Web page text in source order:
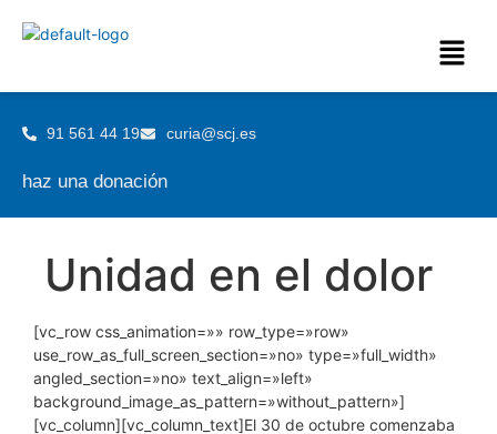
91 561 44 19 curia@scj.es
haz una donación
Unidad en el dolor
[vc_row css_animation=»» row_type=»row»
use_row_as_full_screen_section=»no» type=»full_width»
angled_section=»no» text_align=»left»
background_image_as_pattern=»without_pattern»]
[vc_column][vc_column_text]El 30 de octubre comenzaba